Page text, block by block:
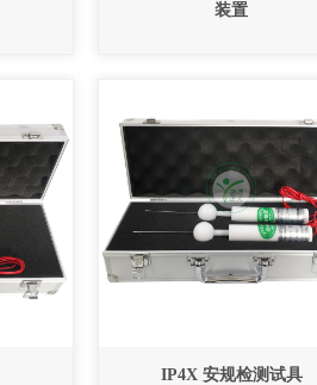
装置
IP4X 安规检测试具